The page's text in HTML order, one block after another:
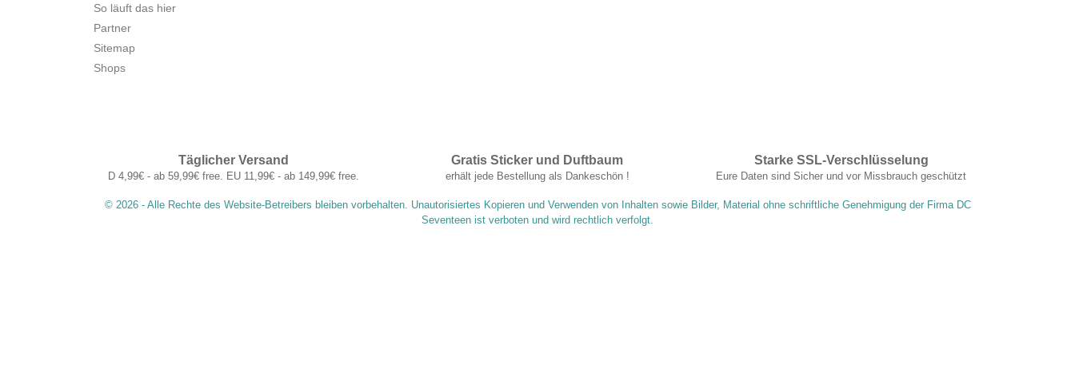
So läuft das hier
Partner
Sitemap
Shops
Täglicher Versand
D 4,99€ - ab 59,99€ free. EU 11,99€ - ab 149,99€ free.
Gratis Sticker und Duftbaum
erhält jede Bestellung als Dankeschön !
Starke SSL-Verschlüsselung
Eure Daten sind Sicher und vor Missbrauch geschützt
© 2026 - Alle Rechte des Website-Betreibers bleiben vorbehalten. Unautorisiertes Kopieren und Verwenden von Inhalten sowie Bilder, Material ohne schriftliche Genehmigung der Firma DC
Seventeen ist verboten und wird rechtlich verfolgt.